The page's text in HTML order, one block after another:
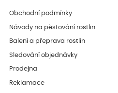
Obchodní podmínky
Návody na pěstování rostlin
Balení a přeprava rostlin
Sledování objednávky
Prodejna
Reklamace